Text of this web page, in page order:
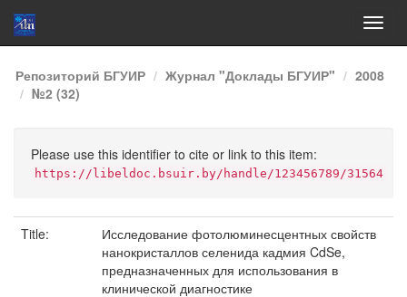
Skip
navigation
Репозиторий БГУИР Журнал "Доклады БГУИР"
2008
№2 (32)
Please use this identifier to cite or link to this item:
https://libeldoc.bsuir.by/handle/123456789/31564
Title:
Исследование фотолюминесцентных свойств
нанокристаллов селенида кадмия CdSe,
предназначенных для использования в
клинической диагностике